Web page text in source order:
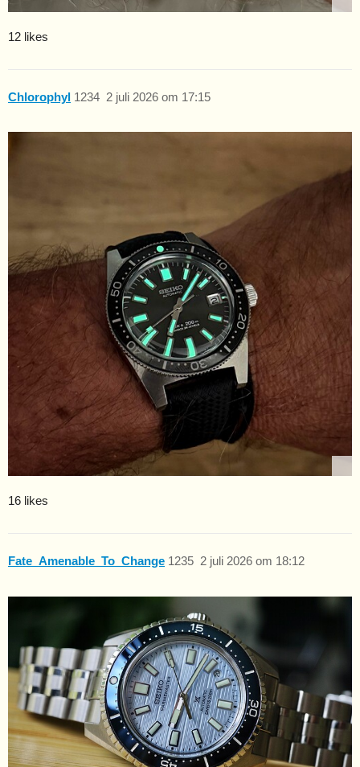
12 likes
Chlorophyl 2 juli 2026 om 17:15
1234
16 likes
Fate_Amenable_To_Change 2 juli 2026 om 18:12
1235